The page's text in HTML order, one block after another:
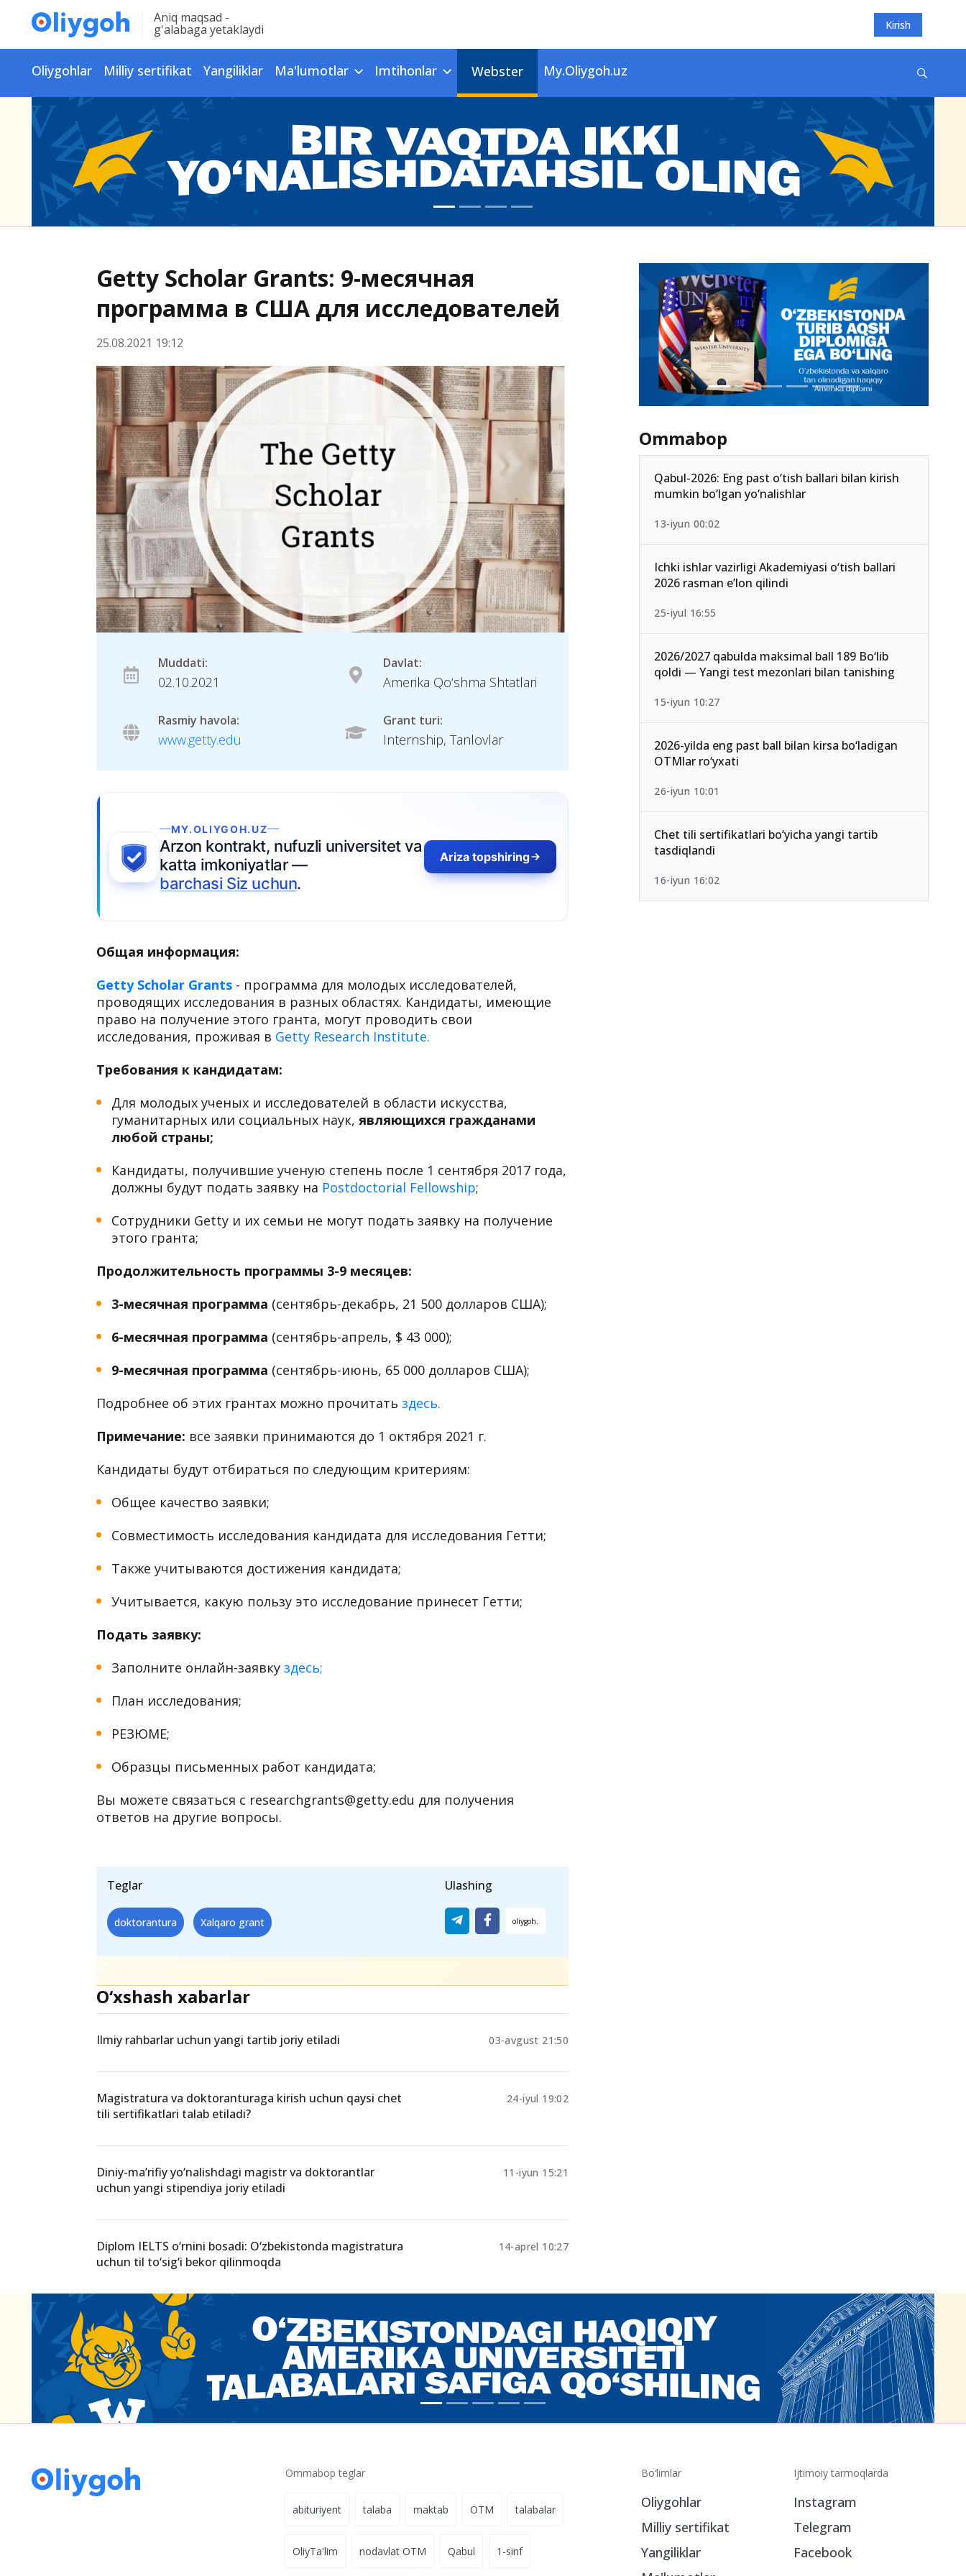
Aniq maqsad -
g'alabaga yetaklaydi Kirish
Oliygohlar Milliy sertifikat Yangiliklar Ma'lumotlar Imtihonlar Webster My.Oliygoh.uz
Getty Scholar Grants: 9-месячная
программа в США для исследователей
25.08.2021 19:12
Muddati:
02.10.2021
Davlat:
Amerika Qo‘shma Shtatlari
Rasmiy havola:
www.getty.edu
Grant turi:
Internship, Tanlovlar
проводящих исследования в разных областях. Кандидаты, имеющие
право на получение этого гранта, могут проводить свои
исследования, проживая в
Требования к кандидатам:
гуманитарных или социальных наук,являющихся гражданами
любой страны;
Кандидаты, получившие ученую степень после 1 сентября 2017 года,
этого гранта;
Продолжительность программы 3-9 месяцев:
3-месячная программа(сентябрь-декабрь, 21 500 долларов США);
6-месячная программа(сентябрь-апрель, $ 43 000);
9-месячная программа(сентябрь-июнь, 65 000 долларов США);
Подробнее об этих грантах можно прочитать
Примечание:все заявки принимаются до 1 октября 2021 г.
Кандидаты будут отбираться по следующим критериям:
Общее качество заявки;
Совместимость исследования кандидата для исследования Гетти;
Также учитываются достижения кандидата;
Учитывается, какую пользу это исследование принесет Гетти;
Подать заявку:
Заполните онлайн-заявкуздесь;
План исследования;
Вы можете связаться с researchgrants@getty.edu для получения
ответов на другие вопросы.
Teglar Ulashing
O‘xshash xabarlar
Ilmiy rahbarlar uchun yangi tartib joriy etiladi 03-avgust 21:50
tili sertifikatlari talab etiladi?
uchun yangi stipendiya joriy etiladi
Diplom IELTS o‘rnini bosadi: O‘zbekistonda magistratura
uchun til to‘sig‘i bekor qilinmoqda
14-aprel 10:27
Ommabop
Qabul-2026: Eng past o‘tish ballari bilan kirish
mumkin bo‘lgan yo‘nalishlar
13-iyun 00:02
Ichki ishlar vazirligi Akademiyasi o‘tish ballari
2026 rasman e’lon qilindi
25-iyul 16:55
2026/2027 qabulda maksimal ball 189 Bo‘lib
qoldi — Yangi test mezonlari bilan tanishing
15-iyun 10:27
2026-yilda eng past ball bilan kirsa bo‘ladigan
OTMlar ro‘yxati
26-iyun 10:01
Chet tili sertifikatlari bo‘yicha yangi tartib
tasdiqlandi
16-iyun 16:02